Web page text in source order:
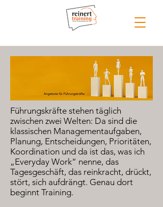
Führungskräfte stehen täglich
zwischen zwei Welten: Da sind die
klassischen Managementaufgaben,
Planung, Entscheidungen, Prioritäten,
Koordination und da ist das, was ich
„Everyday Work“ nenne, das
Tagesgeschäft, das reinkracht, drückt,
stört, sich aufdrängt. Genau dort
beginnt Training.